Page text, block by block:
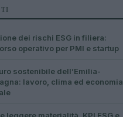
dei rischi ESG in filiera:
operativo per PMI e startup
sostenibile dell’Emilia-
lavoro, clima ed economia